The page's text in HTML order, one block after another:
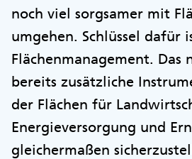
noch viel sorgsamer mit
umgehen. Schlüssel dafür
Flächenmanagement. Das
bereits zusätzliche
der Flächen für
Energieversorgung und
gleichermaßen